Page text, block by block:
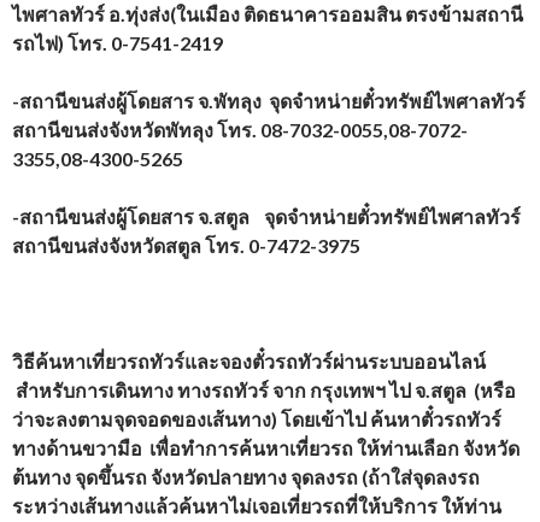
ไพศาลทัวร์ อ.ทุ่งส่ง(ในเมือง ติดธนาคารออมสิน ตรงข้ามสถานี
รถไฟ) โทร. 0-7541-2419
-สถานีขนส่งผู้โดยสาร จ.พัทลุง จุดจำหน่ายตั๋วทรัพย์ไพศาลทัวร์
สถานีขนส่งจังหวัดพัทลุง โทร. 08-7032-0055,08-7072-
3355,08-4300-5265
-สถานีขนส่งผู้โดยสาร จ.สตูล จุดจำหน่ายตั๋วทรัพย์ไพศาลทัวร์
สถานีขนส่งจังหวัดสตูล โทร. 0-7472-3975
วิธีค้นหาเที่ยวรถทัวร์และจองตั๋วรถทัวร์ผ่านระบบออนไลน์
สำหรับการเดินทาง ทางรถทัวร์ จาก กรุงเทพฯไป จ.สตูล (หรือ
ว่าจะลงตามจุดจอดของเส้นทาง) โดยเข้าไป ค้นหาตั๋วรถทัวร์
ทางด้านขวามือ เพื่อทำการค้นหาเที่ยวรถ ให้ท่านเลือก จังหวัด
ต้นทาง จุดขึ้นรถ จังหวัดปลายทาง จุดลงรถ (ถ้าใส่จุดลงรถ
ระหว่างเส้นทางแล้วค้นหาไม่เจอเที่ยวรถที่ให้บริการ ให้ท่าน